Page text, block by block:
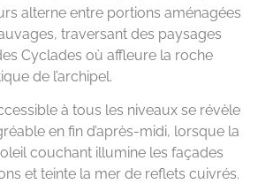
alterne entre portions aménagées
traversant des paysages
Cyclades où affleure la roche
de l’archipel.
à tous les niveaux se révèle
en fin d’après-midi, lorsque la
couchant illumine les façades
et teinte la mer de reflets cuivrés.